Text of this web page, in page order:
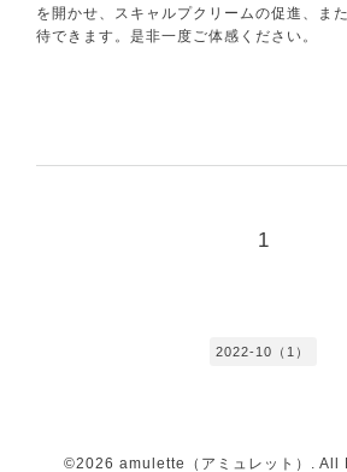
を開かせ、スキャルプクリームの促進、ま
待できます。是非一度ご体感ください。
1
2022-10（1）
©2026 amulette（アミュレット） .